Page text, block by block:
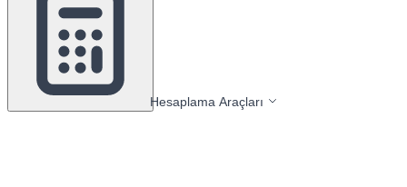
Hesaplama Araçları